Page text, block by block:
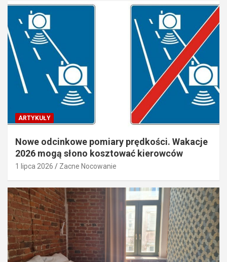
ARTYKUŁY
Nowe odcinkowe pomiary prędkości. Wakacje
2026 mogą słono kosztować kierowców
1 lipca 2026 Zacne Nocowanie